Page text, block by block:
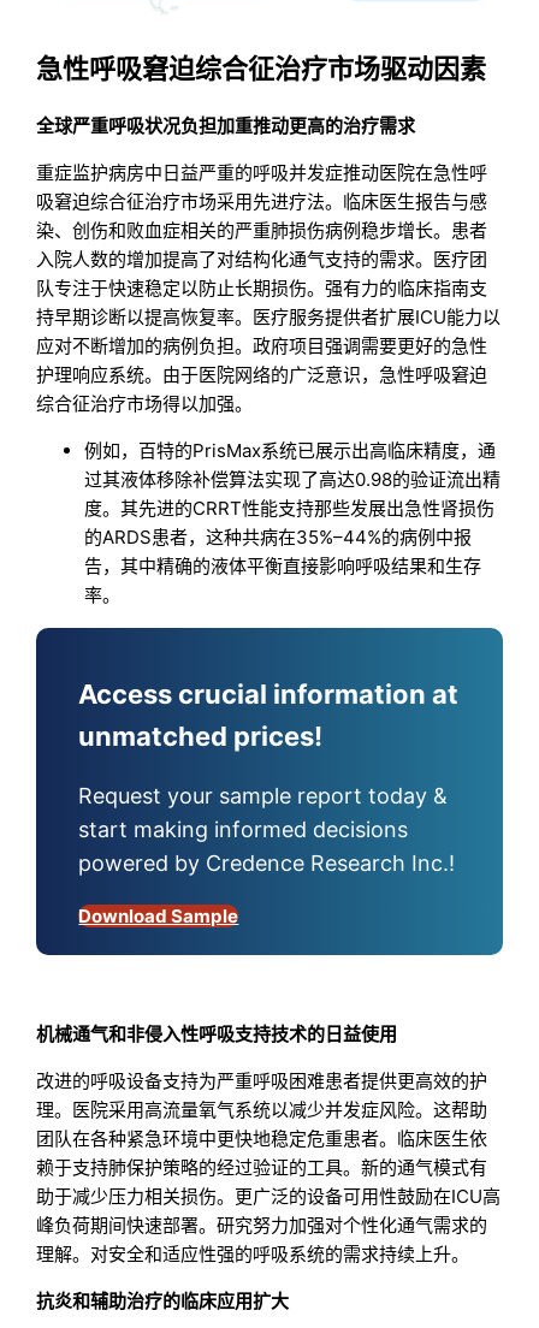
急性呼吸窘迫综合征治疗市场驱动因素
全球严重呼吸状况负担加重推动更高的治疗需求
重症监护病房中日益严重的呼吸并发症推动医院在急性呼
吸窘迫综合征治疗市场采用先进疗法。临床医生报告与感
染、创伤和败血症相关的严重肺损伤病例稳步增长。患者
入院人数的增加提高了对结构化通气支持的需求。医疗团
队专注于快速稳定以防止长期损伤。强有力的临床指南支
持早期诊断以提高恢复率。医疗服务提供者扩展ICU能力以
应对不断增加的病例负担。政府项目强调需要更好的急性
护理响应系统。由于医院网络的广泛意识，急性呼吸窘迫
综合征治疗市场得以加强。
例如，百特的PrisMax系统已展示出高临床精度，通
过其液体移除补偿算法实现了高达0.98的验证流出精
度。其先进的CRRT性能支持那些发展出急性肾损伤
的ARDS患者，这种共病在35%–44%的病例中报
告，其中精确的液体平衡直接影响呼吸结果和生存
率。
Access crucial information at
unmatched prices!
Request your sample report today &
start making informed decisions
powered by Credence Research Inc.!
Download Sample
机械通气和非侵入性呼吸支持技术的日益使用
改进的呼吸设备支持为严重呼吸困难患者提供更高效的护
理。医院采用高流量氧气系统以减少并发症风险。这帮助
团队在各种紧急环境中更快地稳定危重患者。临床医生依
赖于支持肺保护策略的经过验证的工具。新的通气模式有
助于减少压力相关损伤。更广泛的设备可用性鼓励在ICU高
峰负荷期间快速部署。研究努力加强对个性化通气需求的
理解。对安全和适应性强的呼吸系统的需求持续上升。
抗炎和辅助治疗的临床应用扩大